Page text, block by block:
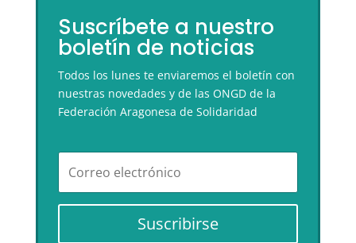
Suscríbete a nuestro
boletín de noticias
Todos los lunes te enviaremos el boletín con
nuestras novedades y de las ONGD de la
Federación Aragonesa de Solidaridad
Suscribirse